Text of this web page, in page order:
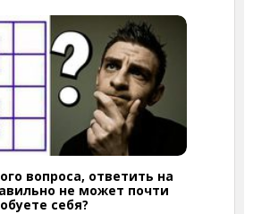
вопроса, ответить на
не может почти
себя?